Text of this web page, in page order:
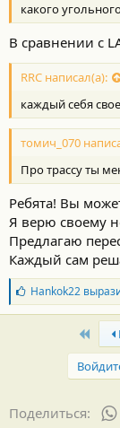
и
:
какого
В сравнении с
RRC написал(а):
каждый себя
томич_070
Про трассу ты
Ребята! Вы
Я верю своему
Предлагаю
Каждый сам
Б
л
а
о
Hankok22
First
Поделиться: